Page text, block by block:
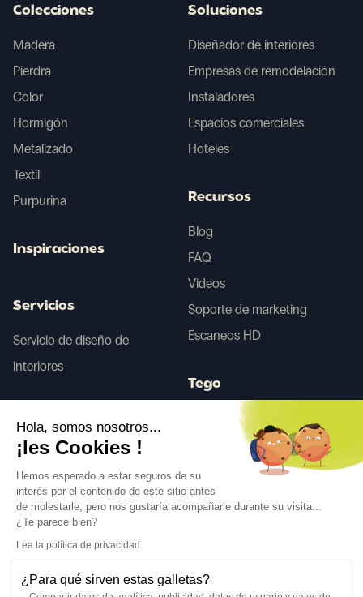
Síguenos
Colecciones
Madera
Pierdra
Color
Hormigón
Metalizado
Textil
Purpurina
Inspiraciones
Servicios
Servicio de diseño de
interiores
Soluciones
Diseñador de interiores
Empresas de remodelación
Instaladores
Espacios comerciales
Hoteles
Recursos
Blog
FAQ
Videos
Soporte de marketing
Escaneos HD
Tego
Antes/Después IA
Hola, somos nosotros...
¡les Cookies !
Hemos esperado a estar seguros de su
interés por el contenido de este sitio antes
de molestarle, pero nos gustaría acompañarle durante su visita...
¿Te parece bien?
Lea la política de privacidad
¿Para qué sirven estas galletas?